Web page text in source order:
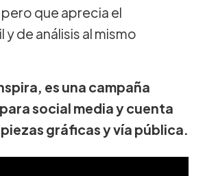
que aprecia el
de análisis al mismo
es una campaña
social media y cuenta
gráficas y vía pública.